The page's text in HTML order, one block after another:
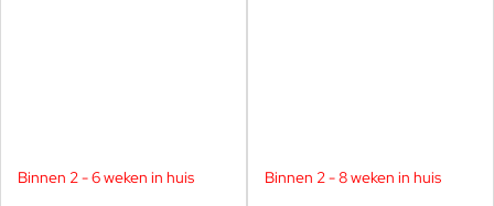
Binnen 2 - 6 weken in huis Binnen 2 - 8 weken in huis